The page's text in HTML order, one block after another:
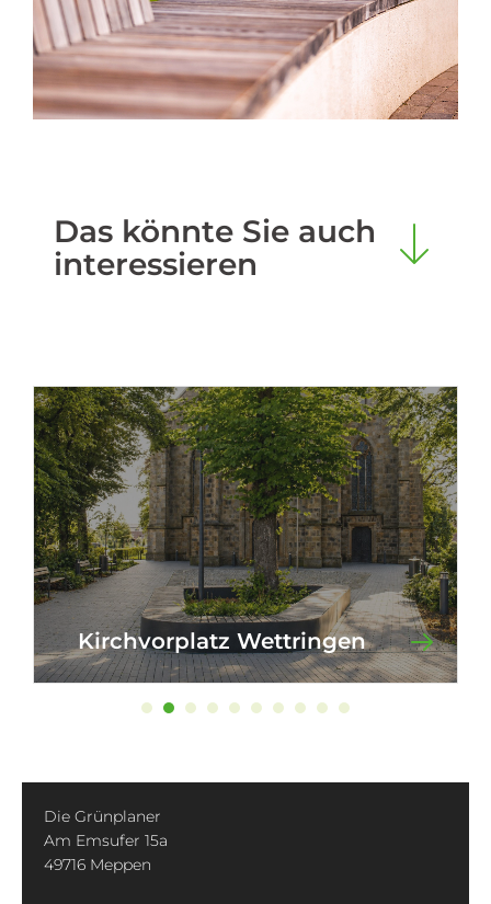
Das könnte Sie auch
interessieren
Kirchvorplatz Wettringen
Die Grünplaner
Am Emsufer 15a
49716 Meppen